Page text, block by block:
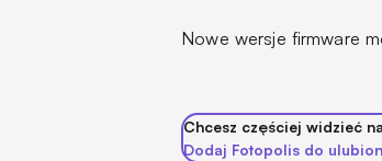
Nowe wersje firmware
Chcesz częściej widzieć
Dodaj Fotopolis do